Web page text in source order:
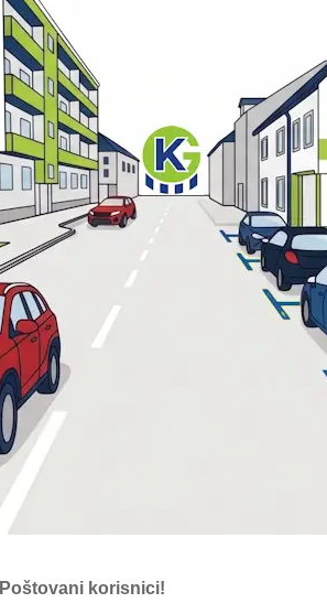
Poštovani korisnici!